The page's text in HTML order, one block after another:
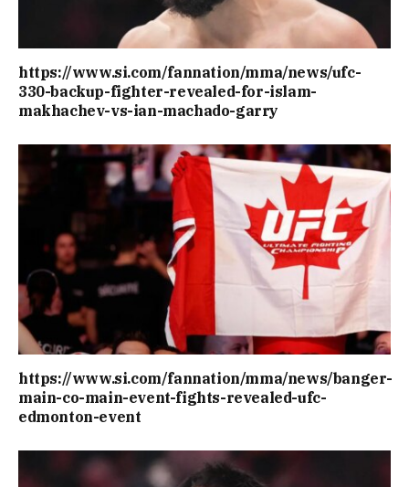
https://www.si.com/fannation/mma/news/ufc-
330-backup-fighter-revealed-for-islam-
makhachev-vs-ian-machado-garry
https://www.si.com/fannation/mma/news/banger-
main-co-main-event-fights-revealed-ufc-
edmonton-event